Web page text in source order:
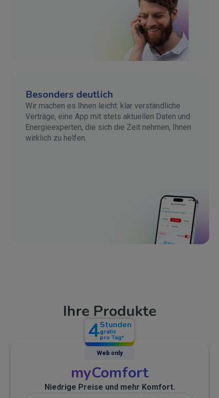
Besonders deutlich
Wir machen es Ihnen leicht: klar verständliche
Verträge, eine App mit stets aktuellen Daten und
Energieexperten, die sich die Zeit nehmen, Ihnen
wirklich zu helfen.
Ihre Produkte
4Stunden
gratis
pro Tag*
Web only
myComfort
Niedrige Preise und mehr Komfort.